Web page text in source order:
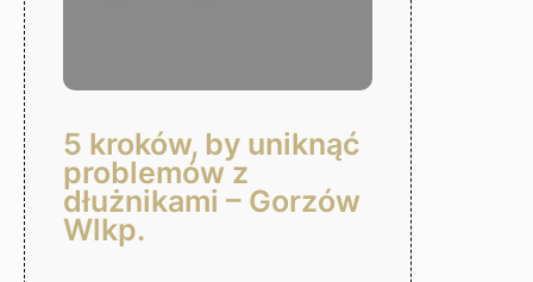
5 kroków, by uniknąć
problemów z
dłużnikami – Gorzów
Wlkp.